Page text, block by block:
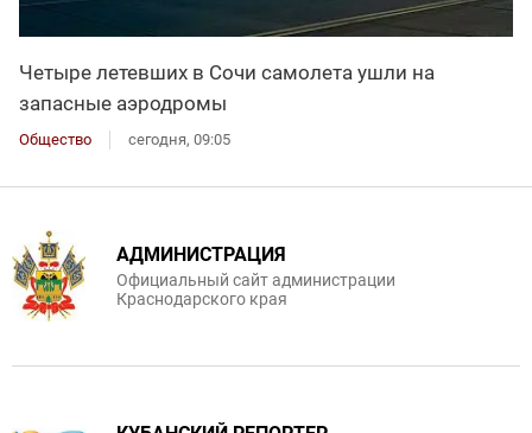
Четыре летевших в Сочи самолета ушли на
запасные аэродромы
Общество сегодня, 09:05
АДМИНИСТРАЦИЯ
Официальный сайт администрации
Краснодарского края